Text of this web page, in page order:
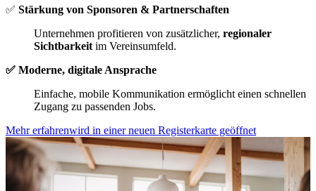
Verwendung unserer Website an unsere Partner für
soziale Medien, Werbung und Analysen weiter. Unsere
Partner führen diese Informationen möglicherweise mit
weiteren Daten zusammen, die Sie ihnen bereitgestellt
gesammelt haben. DieCookie-Einstellungenkönnen
jederzeit über den Link im Footer aufgerufen und
angepasst werden.
✅ Stärkung von Sponsoren & Partnerschaften
Unternehmen profitieren von zusätzlicher, regionaler
Sichtbarkeit im Vereinsumfeld.
✅ Moderne, digitale Ansprache
Einfache, mobile Kommunikation ermöglicht einen schnellen
Zugang zu passenden Jobs.
Mehr erfahrenwird in einer neuen Registerkarte geöffnet